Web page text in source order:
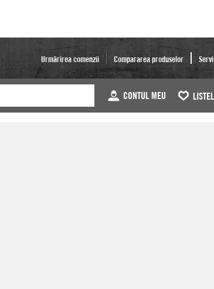
Urmărirea comenzii Compararea produselor
CONTUL MEU